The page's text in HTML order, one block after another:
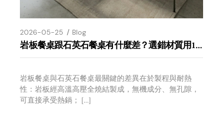
2026-05-25 Blog
岩板餐桌跟石英石餐桌有什麼差？選錯材質用10年後悔
岩板餐桌與石英石餐桌最關鍵的差異在於製程與耐熱
性：岩板經高溫高壓全燒結製成，無機成分、無孔隙，
可直接承受熱鍋； […]